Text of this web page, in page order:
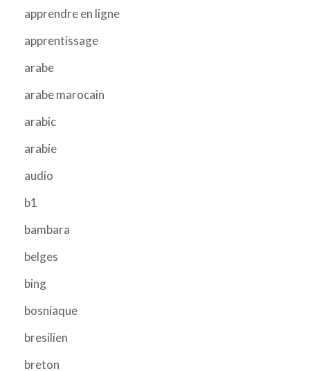
apprendre en ligne
apprentissage
arabe
arabe marocain
arabic
arabie
audio
b1
bambara
belges
bing
bosniaque
bresilien
breton